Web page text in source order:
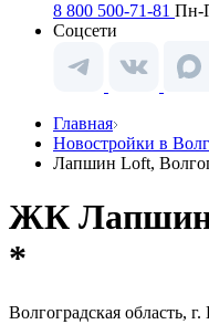
8 800 500-71-81 Пн-
Соцсети
Главная
Новостройки в
Лапшин Loft,
ЖК Лапшин
*
Волгоградская область,